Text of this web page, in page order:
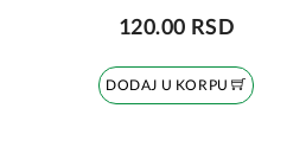
120.00 RSD
DODAJ U KORPU